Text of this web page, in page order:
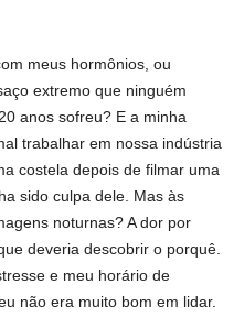
meus hormônios, ou
extremo que ninguém
anos sofreu? E a minha
trabalhar em nossa indústria
costela depois de filmar uma
sido culpa dele. Mas às
noturnas? A dor por
deveria descobrir o porquê.
e meu horário de
não era muito bom em lidar.